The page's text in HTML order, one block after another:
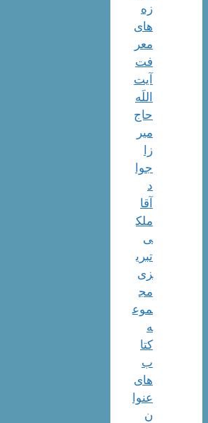
زه
های
معر
فت
آیت
اللَه
حاج
میر
زا
جوا
آقا
ملک
ی
تبری
زی
مج
موع
ه
کتا
ب
های
عنوا
ن